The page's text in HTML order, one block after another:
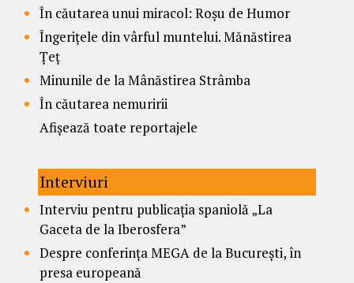
În căutarea unui miracol: Roșu de Humor
Îngerițele din vârful muntelui. Mănăstirea
Țeț
Minunile de la Mânăstirea Strâmba
În căutarea nemuririi
Afișează toate reportajele
Interviuri
Interviu pentru publicația spaniolă „La
Gaceta de la Iberosfera”
Despre conferința MEGA de la București, în
presa europeană